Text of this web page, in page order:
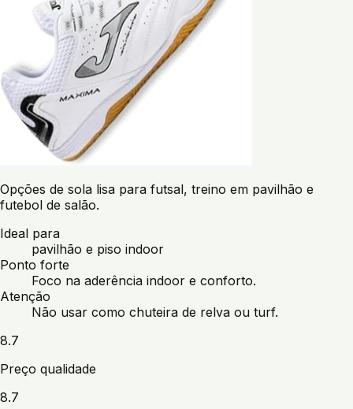
Opções de sola lisa para futsal, treino em pavilhão e
futebol de salão.
Ideal para
pavilhão e piso indoor
Ponto forte
Foco na aderência indoor e conforto.
Atenção
Não usar como chuteira de relva ou turf.
8.7
Preço qualidade
8.7